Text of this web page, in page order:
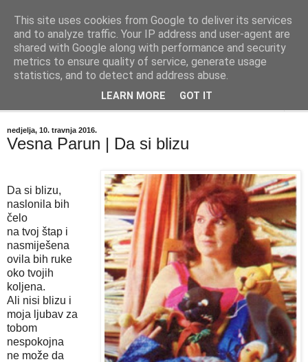
"Kvaka"
Časopis za književnost ISSN 2459-5632
nedjelja, 10. travnja 2016.
Vesna Parun | Da si blizu
Da si blizu,
naslonila bih
čelo
na tvoj štap i
nasmiješena
ovila bih ruke
oko tvojih
koljena.
Ali nisi blizu i
moja ljubav za
tobom
nespokojna
ne može da
This site uses cookies from Google to deliver its services
and to analyze traffic. Your IP address and user-agent are
shared with Google along with performance and security
metrics to ensure quality of service, generate usage
statistics, and to detect and address abuse.
LEARN MORE GOT IT